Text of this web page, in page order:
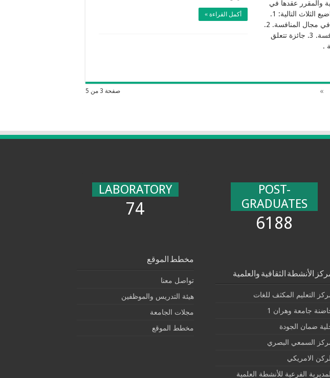
أكمل القراءة »
والمقرر عقدها في
دولة الكويت وذلك في المواضيع الثلاث التالية: 1.
جائزة تتعلق بمسائل الإنفاذ في مجال المنافسة. 2.
جائزة تتعلق بسياسات المنافسة. 3. جائزة تتعلق
.
صفحة 3 من 5 »
POST-
GRADUATES
6188
الأنشطة الثقافية والعلمية
التعليم المكثف للغات
جامعة وهران 1
ضمان الجودة
السمعي البصري
الامريكي
الفرعية للأنشطة العلمية
LABORATORY
74
مخطط الموقع
تواصل معنا
هيئة التدريس والموظفين
مجلات الجامعة
مخطط الموقع